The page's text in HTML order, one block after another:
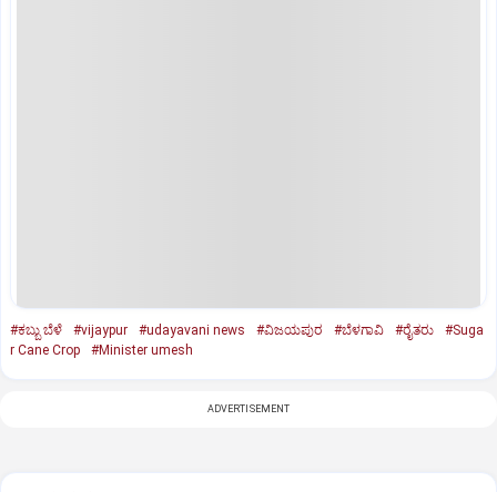
#ಕಬ್ಬು ಬೆಳೆ #vijaypur #udayavani news #ವಿಜಯಪುರ #ಬೆಳಗಾವಿ #ರೈತರು
#Suga
r Cane Crop
#Minister umesh
ADVERTISEMENT